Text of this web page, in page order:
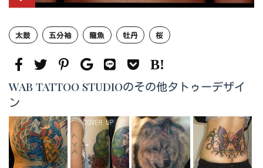
太鼓 五分袖 龍魚 牡丹 桜
WAB TATTOO STUDIOのその他タトゥーデザイ
ン